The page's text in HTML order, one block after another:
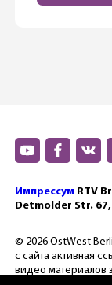
Импрессум RTV
Detmolder Str.
© 2026 OstWest
с сайта активная
видео материалов